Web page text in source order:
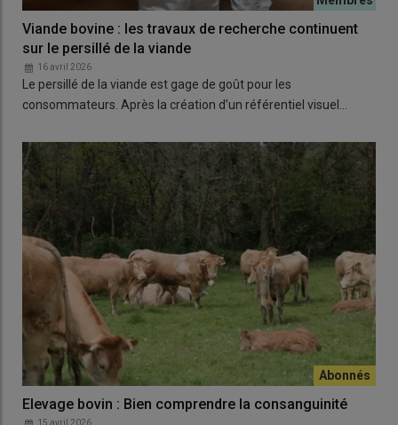
Viande bovine : les travaux de recherche continuent
sur le persillé de la viande
16 avril 2026
Le persillé de la viande est gage de goût pour les
consommateurs. Après la création d’un référentiel visuel…
Elevage bovin : Bien comprendre la consanguinité
15 avril 2026